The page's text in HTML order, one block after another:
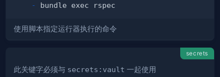
-
使用脚本指定运行器执行的命令
secrets
此关键字必须与 secrets:vault 一起使用